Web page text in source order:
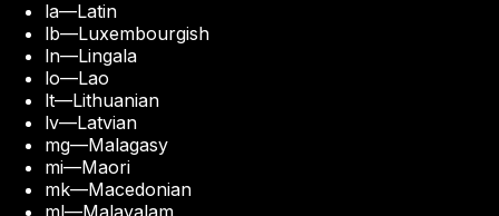
la—Latin
lb—Luxembourgish
ln—Lingala
lo—Lao
lt—Lithuanian
lv—Latvian
mg—Malagasy
mi—Maori
mk—Macedonian